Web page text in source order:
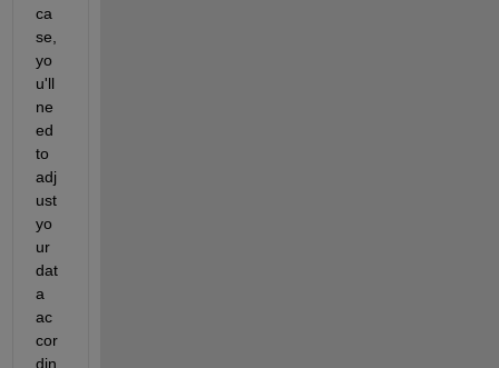
ca
se,
yo
u'll
ne
ed
to
adj
ust
yo
ur
dat
a
ac
cor
din